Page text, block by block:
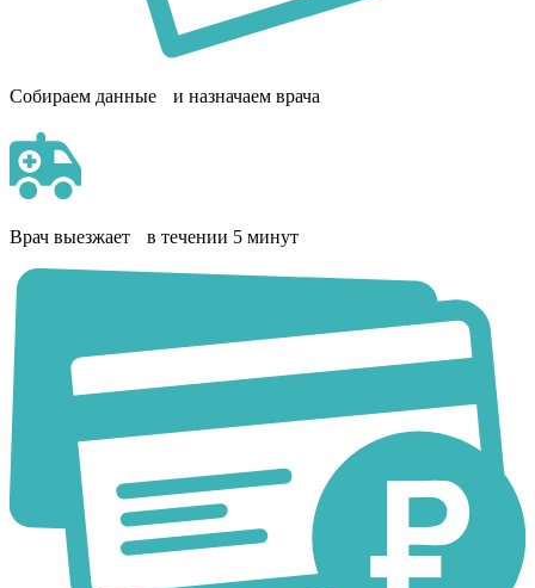
Собираем данные и назначаем врача
Врач выезжает в течении 5 минут